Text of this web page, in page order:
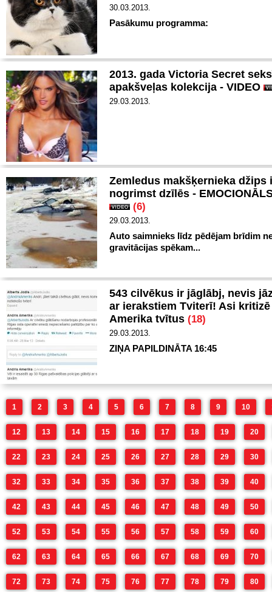
30.03.2013.
Pasākumu programma:
2013. gada Victoria Secret
apakšveļas kolekcija - VIDEO
29.03.2013.
Zemledus makšķernieka džips
nogrimst dzīlēs -
(6)
29.03.2013.
Auto saimnieks līdz pēdējam brīdim
gravitācijas spēkam...
543 cilvēkus ir jāglābj, nevis
ar ierakstiem Tviterī! Asi
Amerika tvītus (18)
29.03.2013.
ZIŅA PAPILDINĀTA 16:45
1 2 3 4 5 6 7 8 9 10
12 13 14 15 16 17 18 19 20
22 23 24 25 26 27 28 29 30
32 33 34 35 36 37 38 39 40
42 43 44 45 46 47 48 49 50
52 53 54 55 56 57 58 59 60
62 63 64 65 66 67 68 69 70
72 73 74 75 76 77 78 79 80